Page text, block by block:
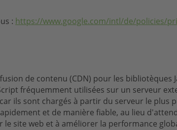
: https://www.google.com/intl/de/policies/
de contenu (CDN) pour les
fréquemment utilisées sur un serveur
ils sont chargés à partir du serveur le plus
et de manière fiable, au lieu
site web et à améliorer la performance